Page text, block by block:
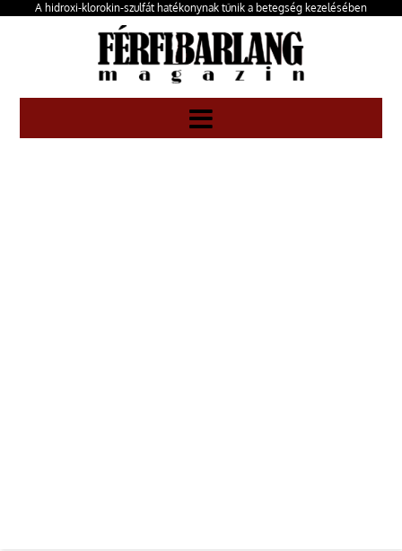
A hidroxi-klorokin-szulfát hatékonynak tűnik a betegség kezelésében